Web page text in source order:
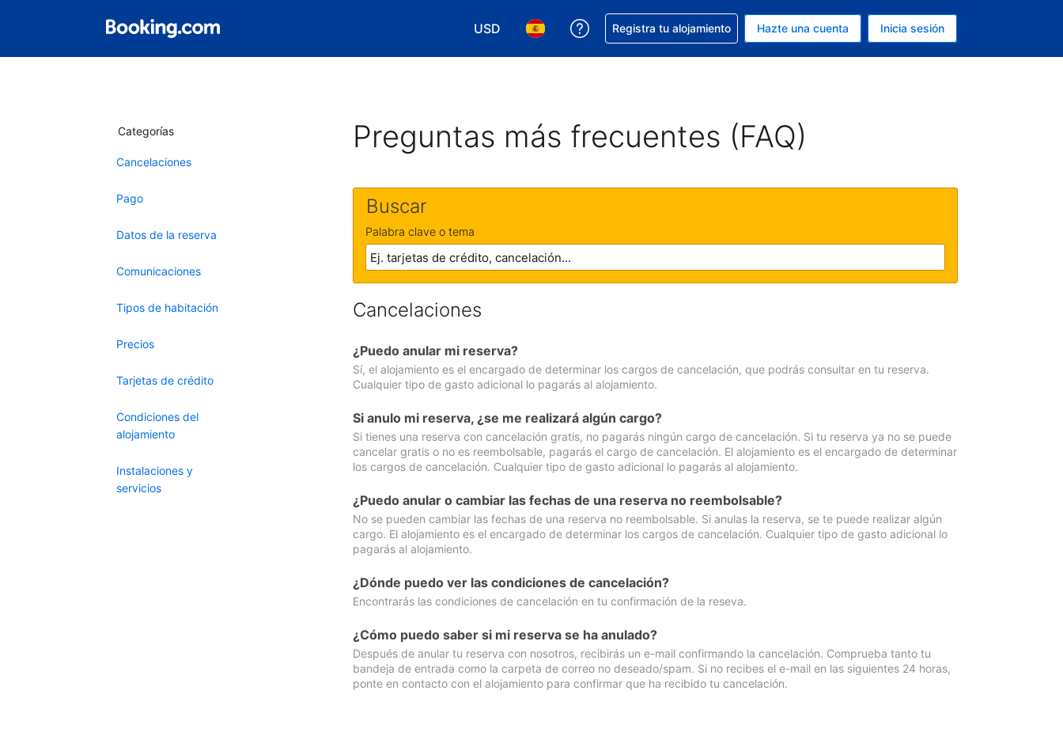
USD
Elegir tu moneda. Tu moneda actual es Dólar de EEUU
Elegir el idioma que prefieres. Tu idioma actual es Español
Obtener ayuda con la reserva
Registra tu alojamiento Hazte una cuenta Inicia sesión
Categorías
Cancelaciones
Pago
Datos de la reserva
Comunicaciones
Tipos de habitación
Precios
Tarjetas de crédito
Condiciones del
alojamiento
Instalaciones y
servicios
Preguntas más frecuentes (FAQ)
Buscar
Palabra clave o tema
Cancelaciones
¿Puedo anular mi reserva?
Sí, el alojamiento es el encargado de determinar los cargos de cancelación, que podrás consultar en tu reserva.
Cualquier tipo de gasto adicional lo pagarás al alojamiento.
Si anulo mi reserva, ¿se me realizará algún cargo?
Si tienes una reserva con cancelación gratis, no pagarás ningún cargo de cancelación. Si tu reserva ya no se puede
cancelar gratis o no es reembolsable, pagarás el cargo de cancelación. El alojamiento es el encargado de determinar
los cargos de cancelación. Cualquier tipo de gasto adicional lo pagarás al alojamiento.
¿Puedo anular o cambiar las fechas de una reserva no reembolsable?
No se pueden cambiar las fechas de una reserva no reembolsable. Si anulas la reserva, se te puede realizar algún
cargo. El alojamiento es el encargado de determinar los cargos de cancelación. Cualquier tipo de gasto adicional lo
pagarás al alojamiento.
¿Dónde puedo ver las condiciones de cancelación?
Encontrarás las condiciones de cancelación en tu confirmación de la reseva.
¿Cómo puedo saber si mi reserva se ha anulado?
Después de anular tu reserva con nosotros, recibirás un e-mail confirmando la cancelación. Comprueba tanto tu
bandeja de entrada como la carpeta de correo no deseado/spam. Si no recibes el e-mail en las siguientes 24 horas,
ponte en contacto con el alojamiento para confirmar que ha recibido tu cancelación.